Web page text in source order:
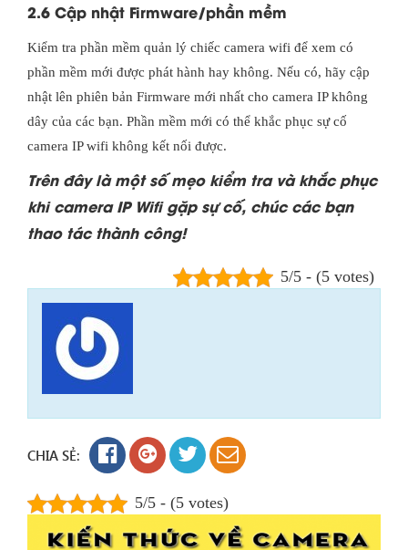
2.6 Cập nhật Firmware/phần mềm
Kiểm tra phần mềm quản lý chiếc camera wifi để xem có
phần mềm mới được phát hành hay không. Nếu có, hãy cập
nhật lên phiên bản Firmware mới nhất cho camera IP không
dây của các bạn. Phần mềm mới có thể khắc phục sự cố
camera IP wifi không kết nối được.
Trên đây là một số mẹo kiểm tra và khắc phục
khi camera IP Wifi gặp sự cố, chúc các bạn
thao tác thành công!
5/5 - (5 votes)
CHIA SẺ:
5/5 - (5 votes)